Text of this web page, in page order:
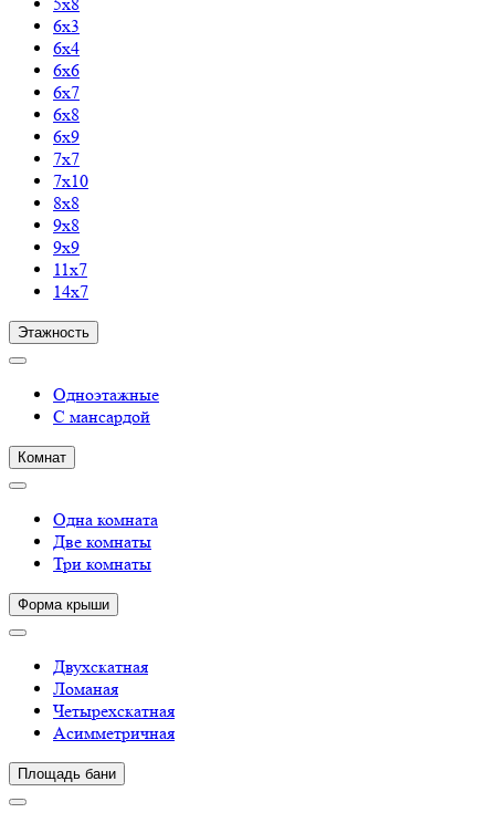
6х3
6х4
6х6
6х7
6х8
6х9
7х7
7х10
8х8
9х8
9х9
11х7
14х7
Этажность
Одноэтажные
С мансардой
Комнат
Одна комната
Две комнаты
Три комнаты
Форма крыши
Двухскатная
Ломаная
Четырехскатная
Асимметричная
Площадь бани